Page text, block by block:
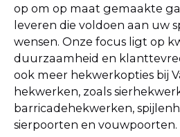
op om op maat gemaakte
leveren die voldoen aan uw
wensen. Onze focus ligt op
duurzaamheid en
ook meer hekwerkopties bij
hekwerken, zoals
barricadehekwerken,
sierpoorten en vouwpoorten.